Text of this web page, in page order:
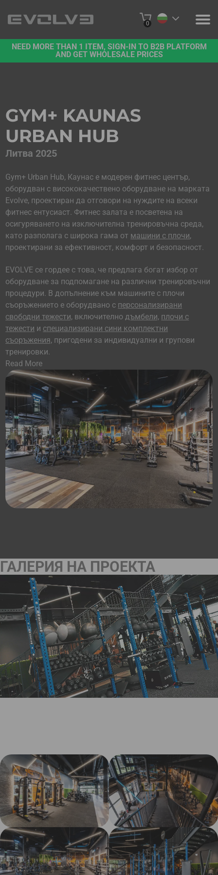
0
ПРОДУКТИ
ПРОЕКТИ
NEED MORE THAN 1 ITEM, SIGN-IN TO B2B PLATFORM
AND GET WHOLESALE PRICES
GYM+ KAUNAS
URBAN HUB
Литва 2025
Gym+ Urban Hub, Каунас е модерен фитнес център,
оборудван с висококачествено оборудване на марката
Evolve, проектиран да отговори на нуждите на всеки
фитнес ентусиаст. Фитнес залата е посветена на
осигуряването на изключителна тренировъчна среда,
като разполага с широка гама от машини с плочи,
проектирани за ефективност, комфорт и безопасност.
EVOLVE се гордее с това, че предлага богат избор от
оборудване за подпомагане на различни тренировъчни
процедури. В допълнение към машините с плочи
съоръжението е оборудвано с персонализирани
свободни тежести, включителнодъмбели, плочи с
тежести и специализирани сини комплектни
съоръжения, пригодени за индивидуални и групови
тренировки.
Read More
ГАЛЕРИЯ НА ПРОЕКТА